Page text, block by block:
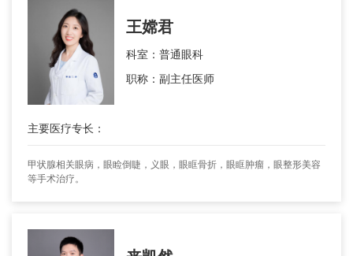
王嫦君
科室：普通眼科
职称：副主任医师
主要医疗专长：
甲状腺相关眼病，眼睑倒睫，义眼，眼眶骨折，眼眶肿瘤，眼整形美容
等手术治疗。